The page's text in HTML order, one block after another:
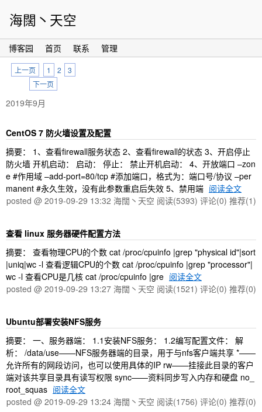
海闊丶天空
博客园 首页 联系 管理
上一页 1 2
3
下一页
2019年9月
CentOS 7 防火墙设置及配置
摘要： 1、查看firewall服务状态 2、查看firewall的状态 3、开启停止
防火墙 开机启动： 启动： 停止： 禁止开机启动： 4、开放端口 –zon
e #作用域 –add-port=80/tcp #添加端口，格式为：端口号/协议 –per
manent #永久生效，没有此参数重启后失效 5、禁用端 阅读全文
posted @ 2019-09-29 13:32 海闊丶天空 阅读(5393) 评论(0) 推荐(1)
查看 linux 服务器硬件配置方法
摘要： 查看物理CPU的个数 cat /proc/cpuinfo |grep "physical id"|sort
|uniq|wc -l 查看逻辑CPU的个数 cat /proc/cpuinfo |grep "processor"|
wc -l 查看CPU是几核 cat /proc/cpuinfo |gre 阅读全文
posted @ 2019-09-29 13:27 海闊丶天空 阅读(1521) 评论(0) 推荐(0)
Ubuntu部署安装NFS服务
摘要： 一、服务器端： 1.1安装NFS服务： 1.2编写配置文件： 解
析： /data/use——NFS服务器端的目录，用于与nfs客户端共享 *——
允许所有的网段访问，也可以使用具体的IP rw——挂接此目录的客户
端对该共享目录具有读写权限 sync——资料同步写入内存和硬盘 no_
root_squas 阅读全文
posted @ 2019-09-29 13:24 海闊丶天空 阅读(1756) 评论(0) 推荐(0)